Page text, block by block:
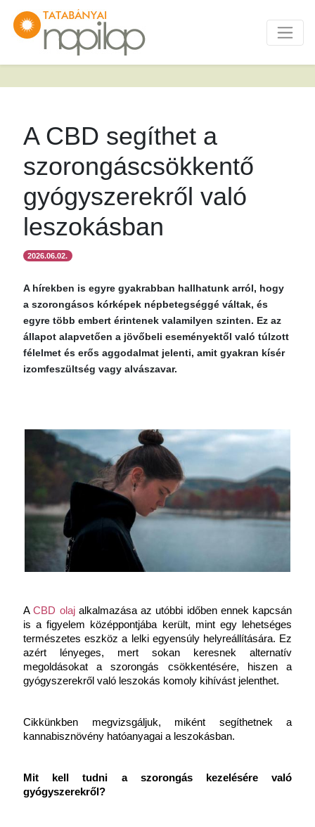
A CBD segíthet a
szorongáscsökkentő
gyógyszerekről való
leszokásban
2026.06.02.
A hírekben is egyre gyakrabban hallhatunk arról, hogy
a szorongásos kórképek népbetegséggé váltak, és
egyre több embert érintenek valamilyen szinten. Ez az
állapot alapvetően a jövőbeli eseményektől való túlzott
félelmet és erős aggodalmat jelenti, amit gyakran kísér
izomfeszültség vagy alvászavar.
A CBD olaj alkalmazása az utóbbi időben ennek kapcsán
is a figyelem középpontjába került, mint egy lehetséges
természetes eszköz a lelki egyensúly helyreállítására. Ez
azért lényeges, mert sokan keresnek alternatív
megoldásokat a szorongás csökkentésére, hiszen a
gyógyszerekről való leszokás komoly kihívást jelenthet.
Cikkünkben megvizsgáljuk, miként segíthetnek a
kannabisznövény hatóanyagai a leszokásban.
Mit kell tudni a szorongás kezelésére való
gyógyszerekről?